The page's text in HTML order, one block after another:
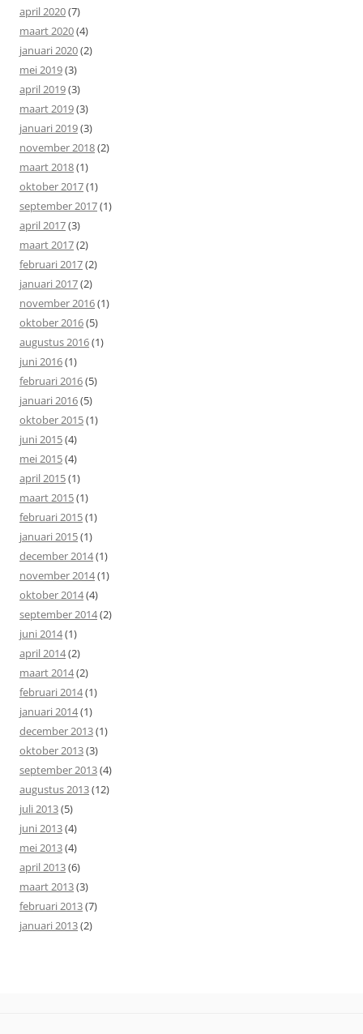
april 2020(7)
maart 2020(4)
januari 2020(2)
mei 2019(3)
april 2019(3)
maart 2019(3)
januari 2019(3)
november 2018(2)
maart 2018(1)
oktober 2017(1)
september 2017(1)
april 2017(3)
maart 2017(2)
februari 2017(2)
januari 2017(2)
november 2016(1)
oktober 2016(5)
augustus 2016(1)
juni 2016(1)
februari 2016(5)
januari 2016(5)
oktober 2015(1)
juni 2015(4)
mei 2015(4)
april 2015(1)
maart 2015(1)
februari 2015(1)
januari 2015(1)
december 2014(1)
november 2014(1)
oktober 2014(4)
september 2014(2)
juni 2014(1)
april 2014(2)
maart 2014(2)
februari 2014(1)
januari 2014(1)
december 2013(1)
oktober 2013(3)
september 2013(4)
augustus 2013(12)
juli 2013(5)
juni 2013(4)
mei 2013(4)
april 2013(6)
maart 2013(3)
februari 2013(7)
januari 2013(2)